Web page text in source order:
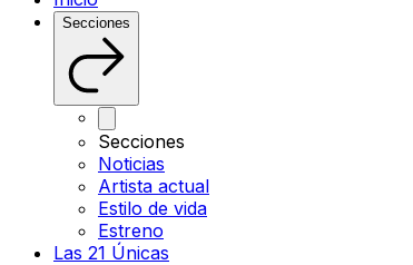
Secciones
Secciones
Noticias
Artista actual
Estilo de vida
Estreno
Las 21 Únicas